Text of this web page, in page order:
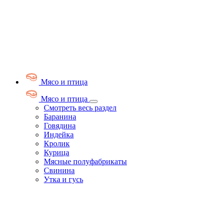
Мясо и птица
Мясо и птица
Смотреть весь раздел
Баранина
Говядина
Индейка
Кролик
Курица
Мясные полуфабрикаты
Свинина
Утка и гусь